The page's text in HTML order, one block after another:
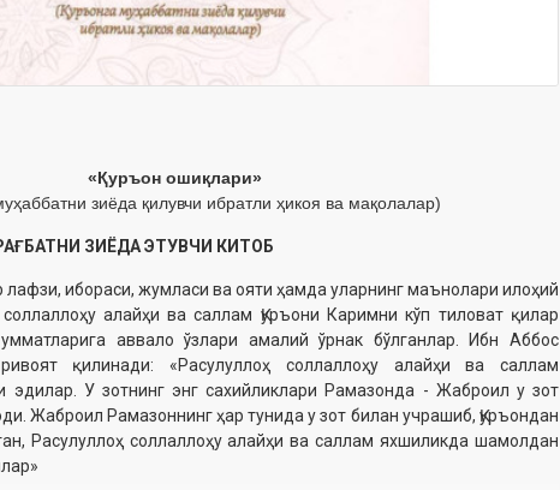
«Қуръон ошиқлари»
зиёда қилувчи ибратли ҳикоя ва мақолалар)
ЗИЁДА ЭТУВЧИ КИТОБ
лафзи, ибораси, жумласи ва ояти ҳамда уларнинг маънолари илоҳий
алайҳи ва саллам Қуръони Каримни кўп тиловат қилар
аввало ўзлари амалий ўрнак бўлганлар. Ибн Аббос
қилинади: «Расулуллоҳ соллаллоҳу алайҳи ва саллам
эдилар. У зотнинг энг сахийликлари Рамазонда - Жаброил у зот
Жаброил Рамазоннинг ҳар тунида у зот билан учрашиб, Қуръондан
Расулуллоҳ соллаллоҳу алайҳи ва саллам яхшиликда шамолдан